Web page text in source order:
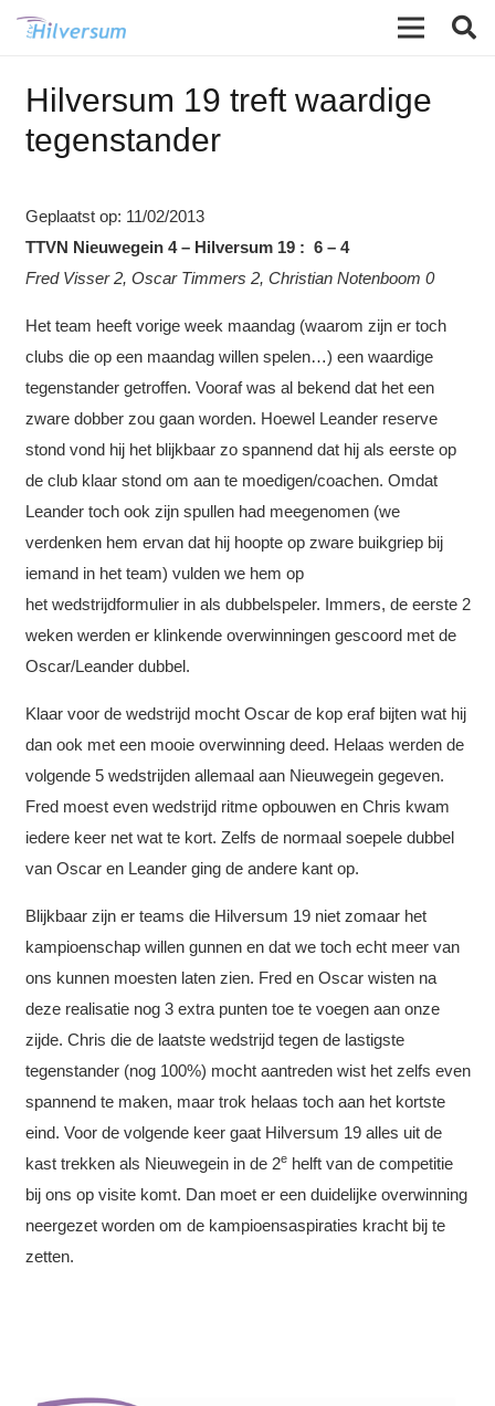
Hilversum 19 treft waardige
tegenstander
Geplaatst op: 11/02/2013
TTVN Nieuwegein 4 – Hilversum 19 : 6 – 4
Fred Visser 2, Oscar Timmers 2, Christian Notenboom 0
Het team heeft vorige week maandag (waarom zijn er toch
clubs die op een maandag willen spelen…) een waardige
tegenstander getroffen. Vooraf was al bekend dat het een
zware dobber zou gaan worden. Hoewel Leander reserve
stond vond hij het blijkbaar zo spannend dat hij als eerste op
de club klaar stond om aan te moedigen/coachen. Omdat
Leander toch ook zijn spullen had meegenomen (we
verdenken hem ervan dat hij hoopte op zware buikgriep bij
iemand in het team) vulden we hem op
het wedstrijdformulier in als dubbelspeler. Immers, de eerste 2
weken werden er klinkende overwinningen gescoord met de
Oscar/Leander dubbel.
Klaar voor de wedstrijd mocht Oscar de kop eraf bijten wat hij
dan ook met een mooie overwinning deed. Helaas werden de
volgende 5 wedstrijden allemaal aan Nieuwegein gegeven.
Fred moest even wedstrijd ritme opbouwen en Chris kwam
iedere keer net wat te kort. Zelfs de normaal soepele dubbel
van Oscar en Leander ging de andere kant op.
Blijkbaar zijn er teams die Hilversum 19 niet zomaar het
kampioenschap willen gunnen en dat we toch echt meer van
ons kunnen moesten laten zien. Fred en Oscar wisten na
deze realisatie nog 3 extra punten toe te voegen aan onze
zijde. Chris die de laatste wedstrijd tegen de lastigste
tegenstander (nog 100%) mocht aantreden wist het zelfs even
spannend te maken, maar trok helaas toch aan het kortste
eind. Voor de volgende keer gaat Hilversum 19 alles uit de
kast trekken als Nieuwegein in de 2ehelft van de competitie
bij ons op visite komt. Dan moet er een duidelijke overwinning
neergezet worden om de kampioensaspiraties kracht bij te
zetten.